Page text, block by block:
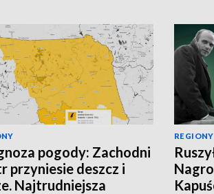
pogody: Zachodni
przyniesie deszcz i
Najtrudniejsza
REGIONY